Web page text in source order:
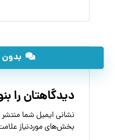
بدون
دیدگاهتان را
نشانی ایمیل شما
بخش‌های موردنیاز